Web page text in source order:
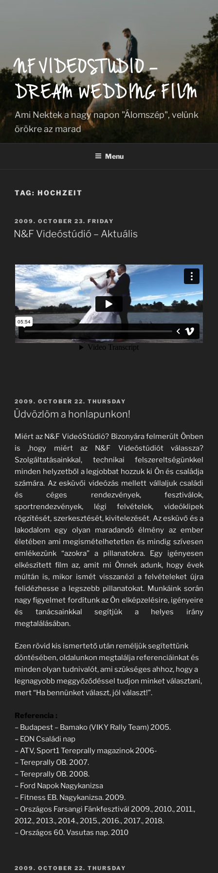
NF VIDEOSTUDIO –
DREAM WEDDING FILM
Ami Nektek a nagy napon "Álomszép", velünk
örökre az marad
Menu
TAG: HOCHZEIT
POSTED
ON
2009. OCTOBER 23. FRIDAY
N&F Videóstúdió – Aktuális
POSTED
ON
2009. OCTOBER 22. THURSDAY
Üdvözlöm a honlapunkon!
Miért az N&F VideóStúdió? Bizonyára felmerült Önben
is ,hogy miért az N&F Videóstúdiót válassza?
Szolgáltatásainkkal, technikai felszereltségünkkel
minden helyzetből a legjobbat hozzuk ki Ön és családja
számára. Az esküvői videózás mellett vállaljuk családi
és céges rendezvények, fesztiválok,
sportrendezvények, légi felvételek, videóklipek
rögzítését, szerkesztését, kivitelezését. Az esküvő és a
lakodalom egy olyan maradandó élmény az ember
életében ami megismételhetetlen és mindig szívesen
emlékezünk “azokra” a pillanatokra. Egy igényesen
elkészített film az, amit mi Önnek adunk, hogy évek
múltán is, mikor ismét visszanézi a felvételeket újra
felidézhesse a legszebb pillanatokat. Munkáink során
nagy figyelmet fordítunk az Ön elképzelésire, igényeire
és tanácsainkkal segítjük a helyes irány
megtalálásában.
Ezen rövid kis ismertető után reméljük segítettünk
döntésében, oldalunkon megtalálja referenciáinkat és
minden olyan tudnivalót, ami szükséges ahhoz, hogy a
legnagyobb meggyőződéssel tudjon minket választani,
mert “Ha bennünket választ, jól választ!”.
Referencia :
– Budapest – Bamako (VIKY Rally Team) 2005.
– EON Családi nap
– ATV, Sport1 Tereprally magazinok 2006-
– Tereprally OB. 2007.
– Tereprally OB. 2008.
– Ford Napok Nagykanizsa
– Fitness EB. Nagykanizsa. 2009.
– Országos Farsangi Fánkfesztivál 2009., 2010., 2011.,
2012., 2013., 2014., 2015., 2016., 2017., 2018.
– Országos 60. Vasutas nap. 2010
POSTED
2009. OCTOBER 22. THURSDAY